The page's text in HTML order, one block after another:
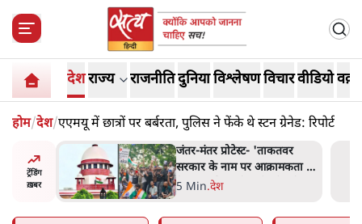
देशराज्य राजनीतिदुनियाविश्लेषणविचारवीडियो
होम/देश/एएमयू में छात्रों पर बर्बरता, पुलिस ने फेंके थे स्टन ग्रेनेड: रिपोर्ट
ट्रेंडिंग
ख़बर
से
जंतर-मंतर प्रोटेस्ट- 'ताकतवर
सरकार के नाम पर आक्रामकता न
दिखाए पुलिस, जेन जी को सुने':
5 Min.देश